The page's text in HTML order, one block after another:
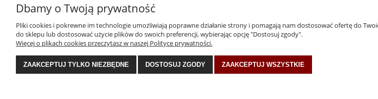
KONTAKT
FORMY PŁATNOŚCI
CZAS I KOSZTY DOSTAWY
ZWROTY I REKLAMACJE
Dbamy o Twoją prywatność
Pliki cookies i pokrewne im technologie umożliwiają poprawne działanie strony i pomagają nam dostosować ofertę do
do sklepu lub dostosować użycie plików do swoich preferencji, wybierając opcję "Dostosuj zgody".
Więcej o plikach cookies przeczytasz w naszej Polityce prywatności.
ZAAKCEPTUJ TYLKO NIEZBĘDNE DOSTOSUJ ZGODY ZAAKCEPTUJ WSZYSTKIE